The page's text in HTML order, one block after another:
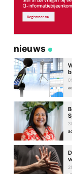
nieuws